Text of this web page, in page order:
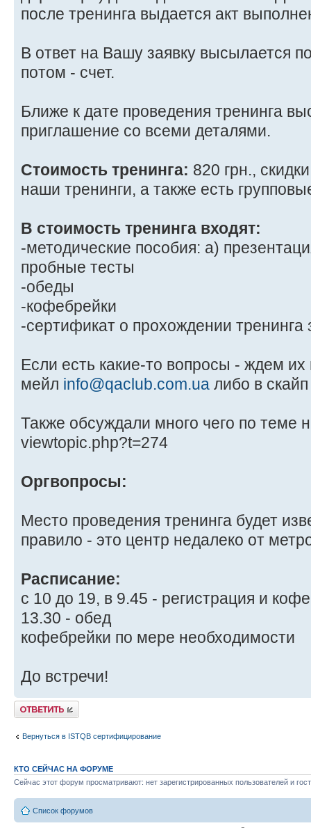
после тренинга выдается акт
В ответ на Вашу заявку высылается
потом - счет.
Ближе к дате проведения тренинга
приглашение со всеми деталями.
Стоимость тренинга: 820 грн.,
наши тренинги, а также есть
В стоимость тренинга входят:
-методические пособия: а)
пробные тесты
-обеды
-кофебрейки
-сертификат о прохождении тренинга
Если есть какие-то вопросы - ждем
мейл info@qaclub.com.ua либо в
Также обсуждали много чего по теме
viewtopic.php?t=274
Оргвопросы:
Место проведения тренинга будет
правило - это центр недалеко от
Расписание:
с 10 до 19, в 9.45 - регистрация и
13.30 - обед
кофебрейки по мере необходимости
До встречи!
Ответить
Вернуться в ISTQB сертифицирование
КТО СЕЙЧАС НА ФОРУМЕ
Сейчас этот форум просматривают: нет зарегистрированных пользователей и
Список форумов